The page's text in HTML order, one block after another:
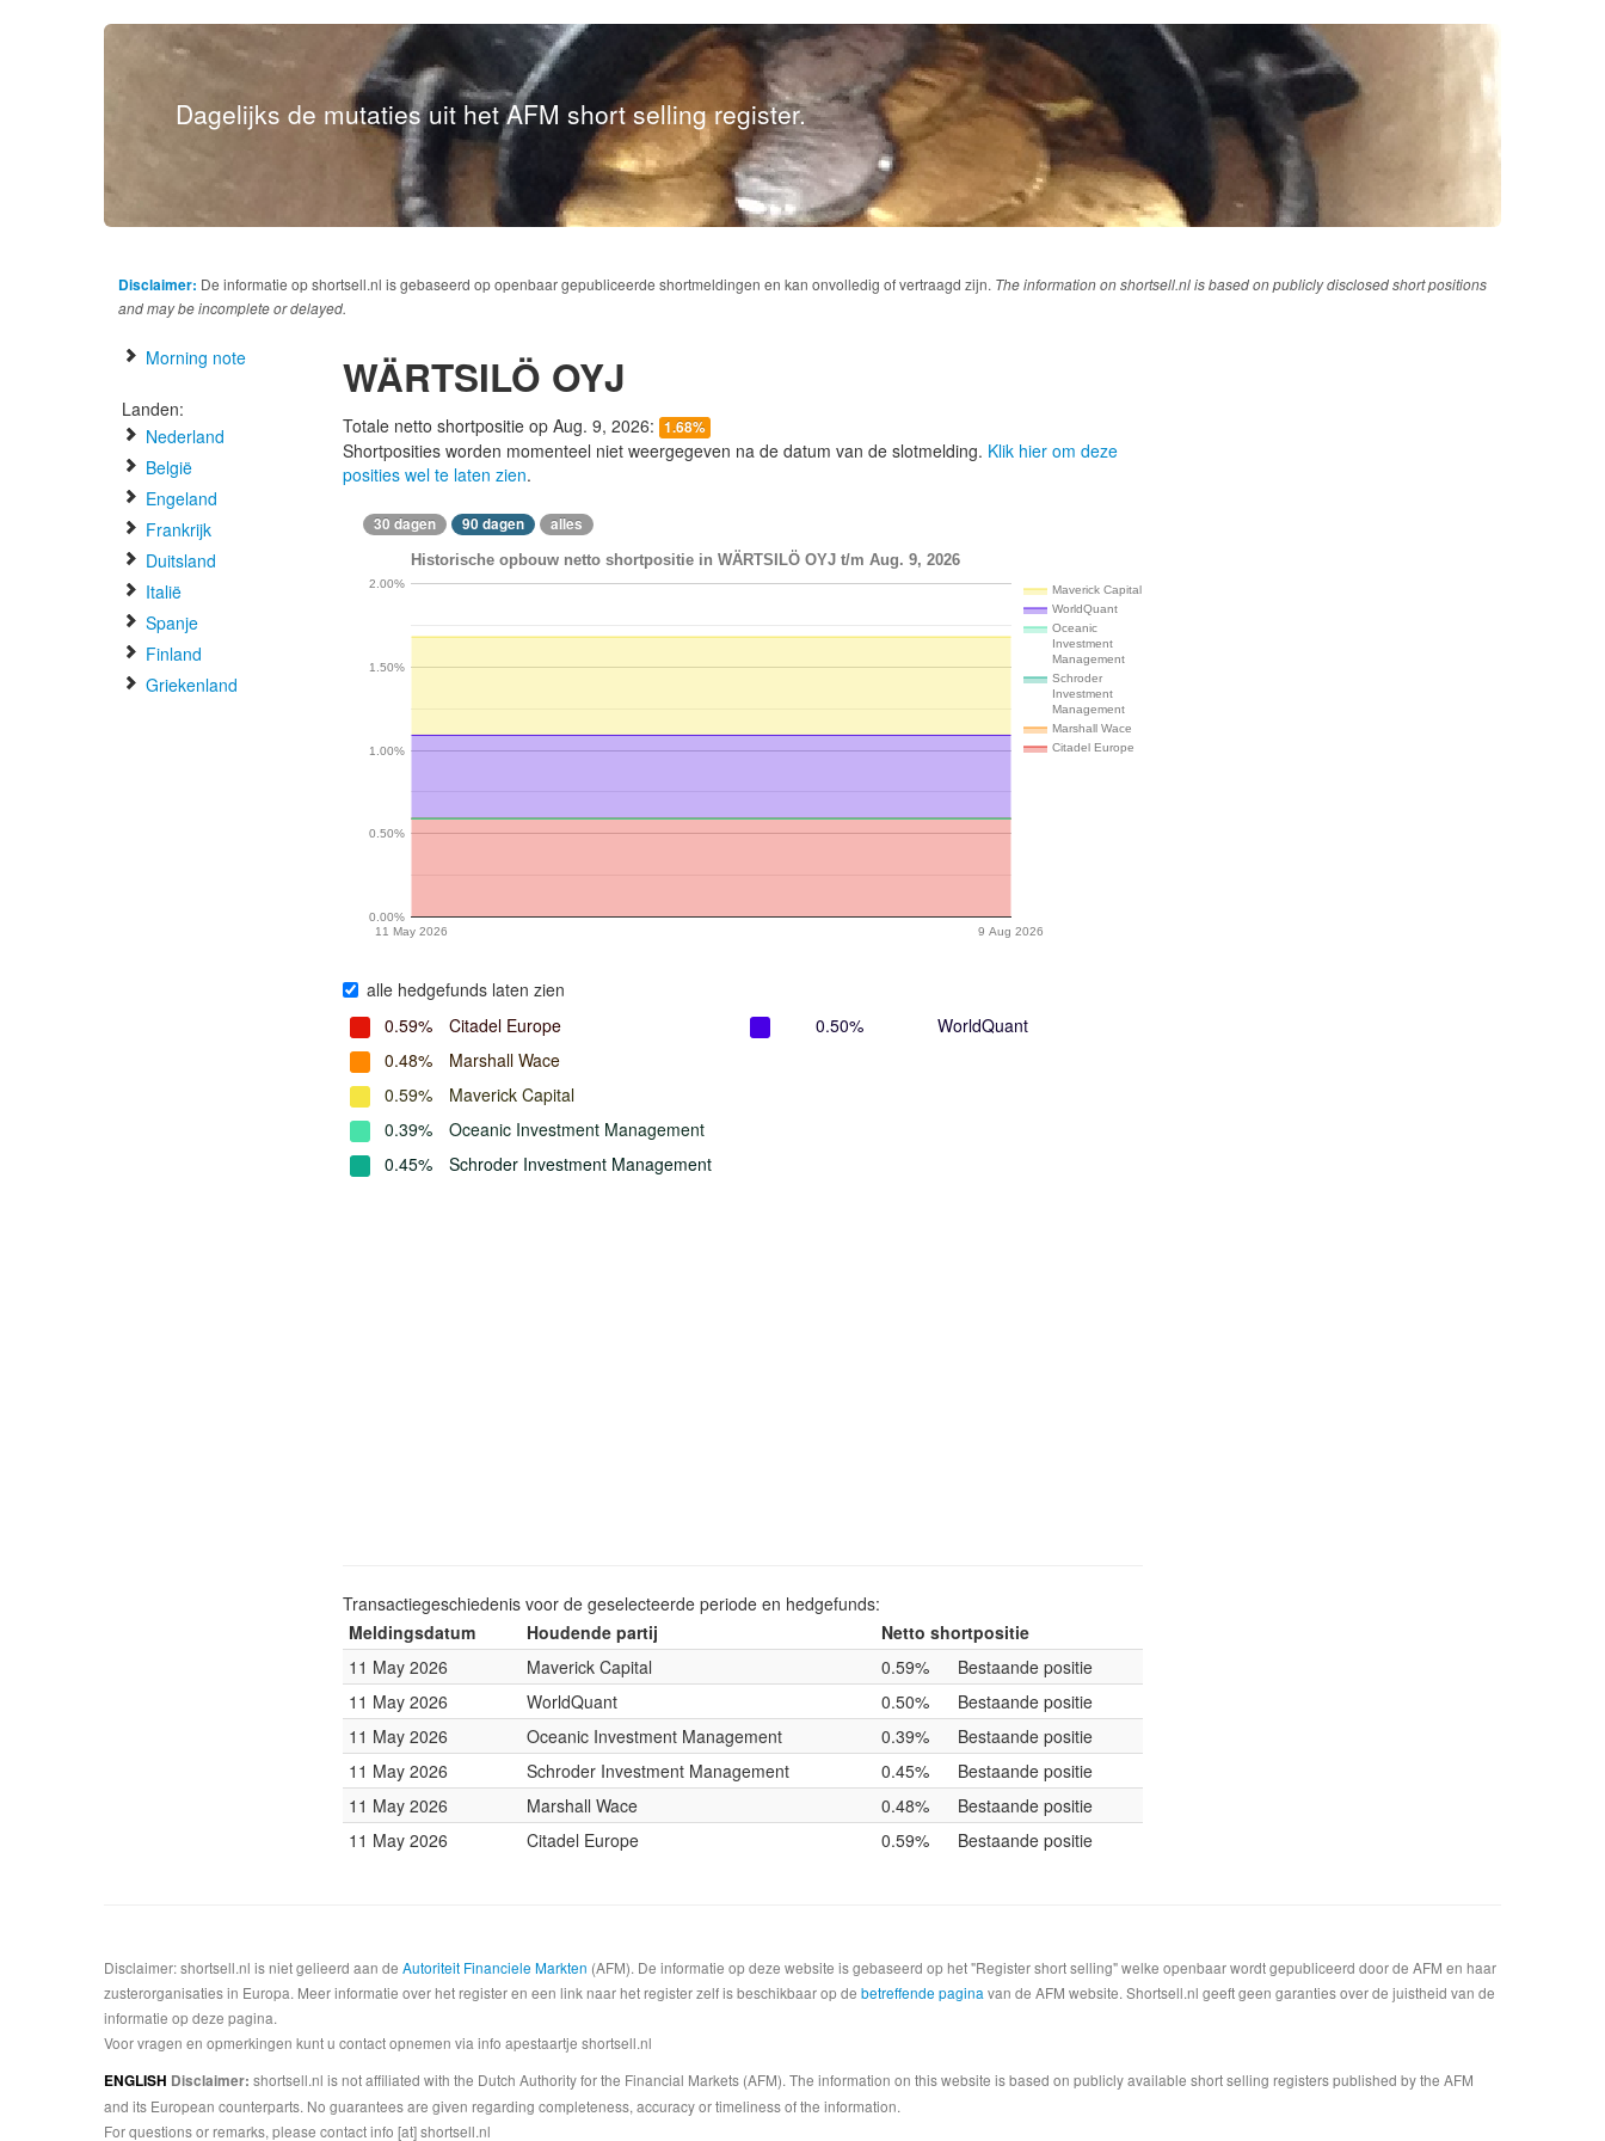
Dagelijks de mutaties uit het AFM short selling register.
Disclaimer: De informatie op shortsell.nl is gebaseerd op openbaar gepubliceerde shortmeldingen en kan onvolledig of vertraagd zijn. The information on shortsell.nl is based on publicly disclosed short positions
and may be incomplete or delayed.
Morning note
Landen:
Nederland
België
Engeland
Frankrijk
Duitsland
Italië
Spanje
Finland
Griekenland
WÄRTSILÖ OYJ
Totale netto shortpositie op Aug. 9, 2026: 1.68%
Shortposities worden momenteel niet weergegeven na de datum van de slotmelding. Klik hier om deze
posities wel te laten zien.
30 dagen 90 dagen alles
Historische opbouw netto shortpositie in WÄRTSILÖ OYJ t/m Aug. 9, 2026
Maverick Capital
WorldQuant
Oceanic
Investment
Management
Schroder
Investment
Management
Marshall Wace
Citadel Europe
11 May 2026 9 Aug 2026
0.00%
0.50%
1.00%
1.50%
2.00%
alle hedgefunds laten zien
0.59%
Citadel Europe
0.48%
Marshall Wace
0.59%
Maverick Capital
0.39%
Oceanic Investment Management
0.45%
Schroder Investment Management
0.50% WorldQuant
Transactiegeschiedenis voor de geselecteerde periode en hedgefunds:
Meldingsdatum
Houdende partij
Netto shortpositie
11 May 2026
Maverick Capital 0.59%
Bestaande positie
11 May 2026
WorldQuant 0.50%
Bestaande positie
11 May 2026
Oceanic Investment Management 0.39%
Bestaande positie
11 May 2026
Schroder Investment Management 0.45%
Bestaande positie
11 May 2026
Marshall Wace 0.48%
Bestaande positie
11 May 2026
Citadel Europe 0.59% Bestaande positie
Disclaimer: shortsell.nl is niet gelieerd aan de Autoriteit Financiele Markten (AFM). De informatie op deze website is gebaseerd op het "Register short selling" welke openbaar wordt gepubliceerd door de AFM en haar
zusterorganisaties in Europa. Meer informatie over het register en een link naar het register zelf is beschikbaar op de betreffende pagina van de AFM website. Shortsell.nl geeft geen garanties over de juistheid van de
informatie op deze pagina.
Voor vragen en opmerkingen kunt u contact opnemen via info apestaartje shortsell.nl
ENGLISH Disclaimer: shortsell.nl is not affiliated with the Dutch Authority for the Financial Markets (AFM). The information on this website is based on publicly available short selling registers published by the AFM
and its European counterparts. No guarantees are given regarding completeness, accuracy or timeliness of the information.
For questions or remarks, please contact info [at] shortsell.nl